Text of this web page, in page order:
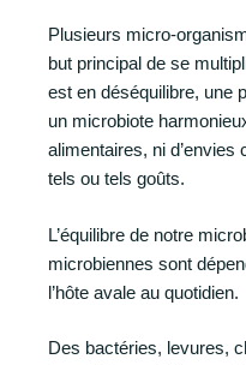
Plusieurs micro-
but principal de se
est en déséquilibre, une
un microbiote
alimentaires, ni
tels ou tels goûts.
L’équilibre de notre
microbiennes sont
l’hôte avale au quotidien.
Des bactéries, levures,